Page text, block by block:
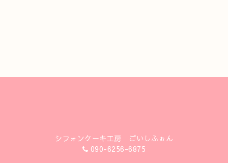
シフォンケーキ工房 ごいしふぉん
090-6256-6875